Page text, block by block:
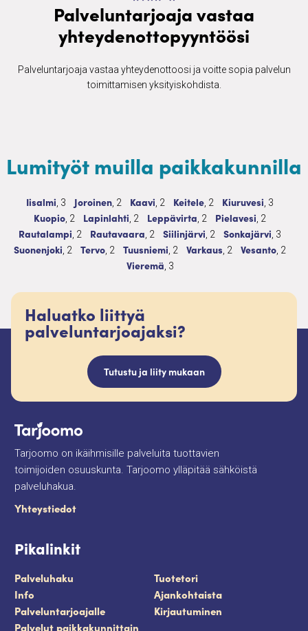
Palveluntarjoaja vastaa
yhteydenottopyyntöösi
Palveluntarjoaja vastaa yhteydenottoosi ja voitte sopia palvelun
toimittamisen yksityiskohdista.
Lumityöt muilla paikkakunnilla
Lumityöt
Iisalmi 3 palvelua
, 3 Lumityöt
Joroinen2 palvelua
, 2 Lumityöt
Kaavi 2 palvelua
, 2 Lumityöt
Keitele2 palvelua
, 2 Lumityöt
Kiuruvesi 3
, 3
Lumityöt
Kuopio2 palvelua
, 2 Lumityöt
Lapinlahti 2 palvelua
, 2 Lumityöt
Leppävirta 2 palvelua
, 2 Lumityöt
Pielavesi 2 palvelua
, 2
Lumityöt
Rautalampi 2 palvelua
, 2 Lumityöt
Rautavaara 2 palvelua
, 2 Lumityöt
Siilinjärvi 2 palvelua
, 2 Lumityöt
Sonkajärvi 3
, 3
Lumityöt
Suonenjoki 2 palvelua
, 2 Lumityöt
Tervo2 palvelua
, 2 Lumityöt
Tuusniemi 2 palvelua
, 2 Lumityöt
Varkaus 2 palvelua
, 2 Lumityöt
Vesanto2, 2
Lumityöt
Vieremä3 palvelua
, 3
Haluatko liittyä
palveluntarjoajaksi?
Tutustu ja liity mukaan
Tarjoomo on ikäihmisille palveluita tuottavien
toimijoiden osuuskunta. Tarjoomo ylläpitää sähköistä
palveluhakua.
Yhteystiedot
Pikalinkit
Palveluhaku
Tuotetori
Info
Ajankohtaista
Palveluntarjoajalle
Kirjautuminen
Palvelut paikkakunnittain